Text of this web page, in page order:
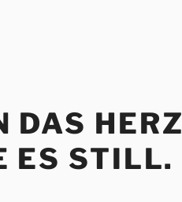
DAS HERZ
ES STILL.